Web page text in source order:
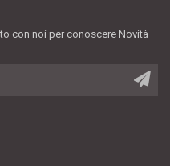
con noi per conoscere Novità